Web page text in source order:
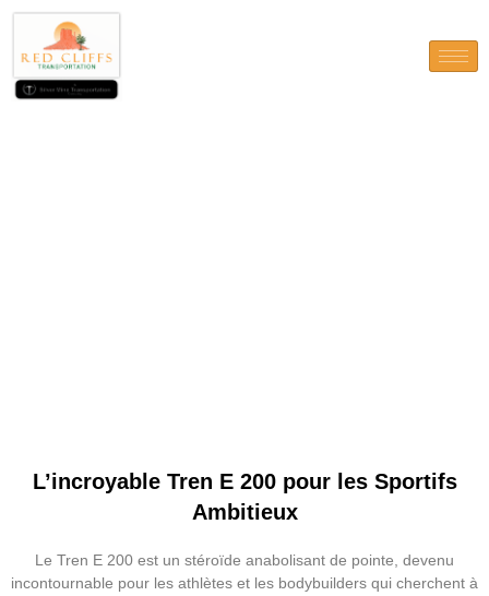
L’incroyable Tren E 200 pour les Sportifs
Ambitieux
Le Tren E 200 est un stéroïde anabolisant de pointe, devenu
incontournable pour les athlètes et les bodybuilders qui cherchent à